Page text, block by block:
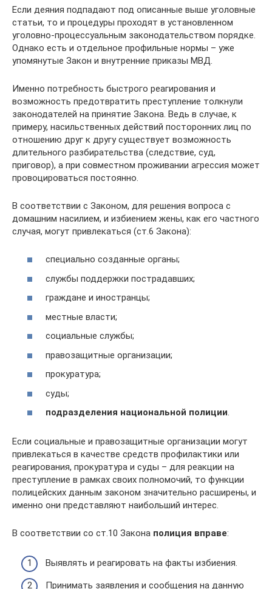
Если деяния подпадают под описанные выше уголовные
статьи, то и процедуры проходят в установленном
уголовно-процессуальным законодательством порядке.
Однако есть и отдельное профильные нормы – уже
упомянутые Закон и внутренние приказы МВД.
Именно потребность быстрого реагирования и
возможность предотвратить преступление толкнули
законодателей на принятие Закона. Ведь в случае, к
примеру, насильственных действий посторонних лиц по
отношению друг к другу существует возможность
длительного разбирательства (следствие, суд,
приговор), а при совместном проживании агрессия может
провоцироваться постоянно.
В соответствии с Законом, для решения вопроса с
домашним насилием, и избиением жены, как его частного
случая, могут привлекаться (ст.6 Закона):
специально созданные органы;
службы поддержки пострадавших;
граждане и иностранцы;
местные власти;
социальные службы;
правозащитные организации;
прокуратура;
суды;
подразделения национальной полиции.
Если социальные и правозащитные организации могут
привлекаться в качестве средств профилактики или
реагирования, прокуратура и суды – для реакции на
преступление в рамках своих полномочий, то функции
полицейских данным законом значительно расширены, и
именно они представляют наибольший интерес.
В соответствии со ст.10 Закона полиция вправе:
Выявлять и реагировать на факты избиения.
Принимать заявления и сообщения на данную